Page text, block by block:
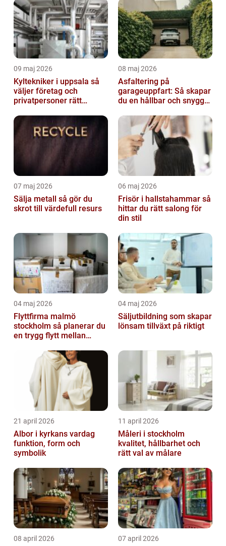
09 maj 2026
Kyltekniker i uppsala så
väljer företag och
privatpersoner rätt
08 maj 2026
Asfaltering på
garageuppfart: Så skapar
du en hållbar och snygg
07 maj 2026
Sälja metall så gör du
skrot till värdefull resurs
06 maj 2026
Frisör i hallstahammar så
hittar du rätt salong för
din stil
04 maj 2026
Flyttfirma malmö
stockholm så planerar du
en trygg flytt mellan
04 maj 2026
Säljutbildning som skapar
lönsam tillväxt på riktigt
21 april 2026
Albor i kyrkans vardag
funktion, form och
symbolik
11 april 2026
Måleri i stockholm
kvalitet, hållbarhet och
rätt val av målare
08 april 2026 07 april 2026